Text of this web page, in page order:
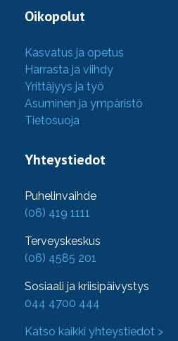
Oikopolut
Kasvatus ja opetus
Harrasta ja viihdy
Yrittäjyys ja työ
Asuminen ja ympäristö
Tietosuoja
Yhteystiedot
Puhelinvaihde
(06) 419 1111
Terveyskeskus
(06) 4585 201
Sosiaali ja kriisipäivystys
044 4700 444
Katso kaikki yhteystiedot >